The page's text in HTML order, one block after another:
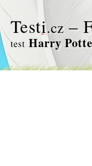
Testi.cz –
test Harry